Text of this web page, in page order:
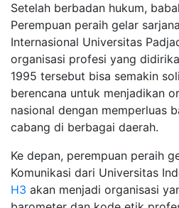
Setelah berbadan hukum,
Perempuan peraih gelar
Internasional Universitas
organisasi profesi yang
1995 tersebut bisa semakin
berencana untuk menjadikan
nasional dengan memperluas
cabang di berbagai daerah.
Ke depan, perempuan peraih
Komunikasi dari Universitas
H3 akan menjadi organisasi